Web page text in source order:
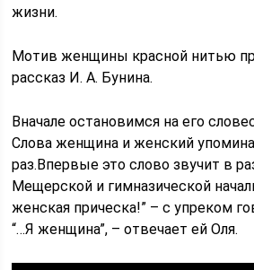
жизни.
Мотив женщины красной нитью
рассказ И. А. Бунина.
Вначале остановимся на его
Слова женщина и женский
раз.Впервые это слово звучит в
Мещерской и гимназической
женская прическа!” – с упреком
“…Я женщина”, – отвечает ей Оля.